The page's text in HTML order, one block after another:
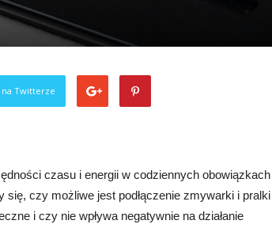
Twitterze
czasu i energii w codziennych obowiązkach
czy możliwe jest podłączenie zmywarki i pralki
i czy nie wpływa negatywnie na działanie